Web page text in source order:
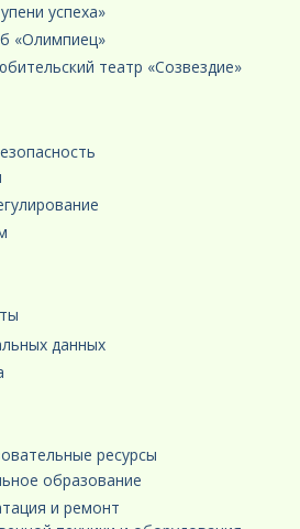
успеха»
«Олимпиец»
театр «Созвездие»
данных
ресурсы
образование
и ремонт